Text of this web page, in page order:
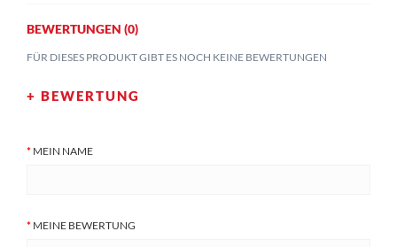
BEWERTUNGEN (0)
FÜR DIESES PRODUKT GIBT ES NOCH KEINE BEWERTUNGEN
+ BEWERTUNG
MEIN NAME
MEINE BEWERTUNG